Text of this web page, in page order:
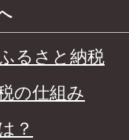
るさと納税
の仕組み
？